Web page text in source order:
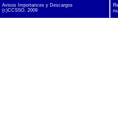
Avisos Importances y Descargos
(c)CCSSO, 2009